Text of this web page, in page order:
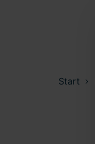
Start